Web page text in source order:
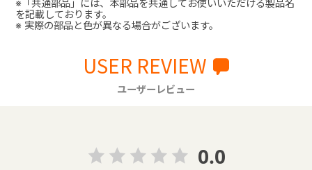
※「共通部品」には、本部品を共通してお使いいただける製品名
を記載しております。
※ 実際の部品と色が異なる場合がございます。
USER REVIEW
ユーザーレビュー
0.0